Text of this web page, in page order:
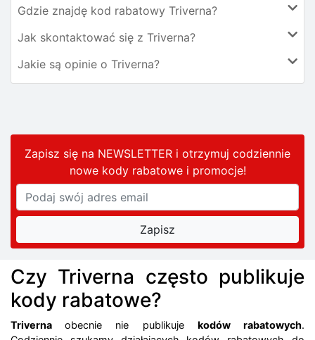
Gdzie znajdę kod rabatowy Triverna?
Jak skontaktować się z Triverna?
Jakie są opinie o Triverna?
Zapisz się na NEWSLETTER i otrzymuj codziennie
nowe kody rabatowei promocje!
Czy Triverna często publikuje
kody rabatowe?
Trivernaobecnie nie publikuje kodów rabatowych.